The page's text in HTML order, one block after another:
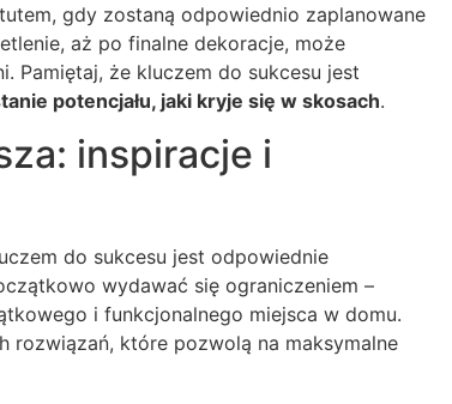
gdy zostaną odpowiednio zaplanowane
aż po finalne dekoracje, może
Pamiętaj, że kluczem do sukcesu jest
potencjału, jaki kryje się w skosach.
inspiracje i
do sukcesu jest odpowiednie
wydawać się ograniczeniem –
i funkcjonalnego miejsca w domu.
rozwiązań, które pozwolą na maksymalne